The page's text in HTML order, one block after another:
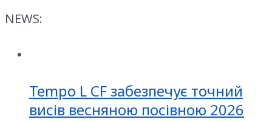
NEWS:
Tempo L CF забезпечує точний
висів весняною посівною 2026